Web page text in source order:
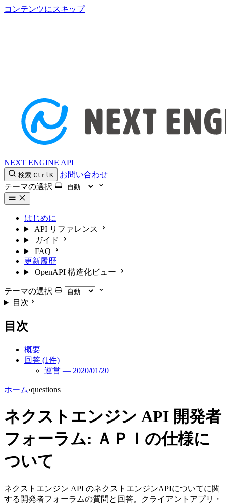
コンテンツにスキップ
NEXT ENGINE API
検索 CtrlK
お問い合わせ
テーマの選択
はじめに
API リファレンス
ガイド
FAQ
更新履歴
OpenAPI 構造化ビュー
テーマの選択
目次
目次
概要
回答 (1件)
運営 — 2020/01/20
ホーム›questions
ネクストエンジン API 開発者
フォーラム: ＡＰＩの仕様に
ついて
ネクストエンジン API のネクストエンジンAPIについてに関
する開発者フォーラムの質問と回答。クライアントアプリ・